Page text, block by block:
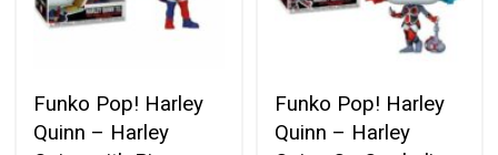
Funko Pop! Harley
Quinn – Harley
Funko Pop! Harley
Quinn – Harley